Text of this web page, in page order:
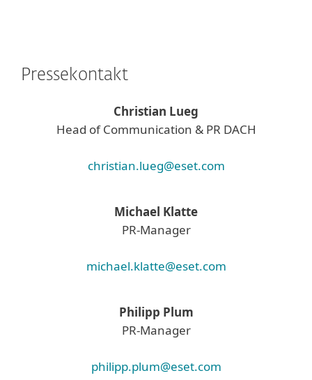
Pressekontakt
Christian Lueg
Head of Communication & PR DACH
christian.lueg@eset.com
Michael Klatte
PR-Manager
michael.klatte@eset.com
Philipp Plum
PR-Manager
philipp.plum@eset.com